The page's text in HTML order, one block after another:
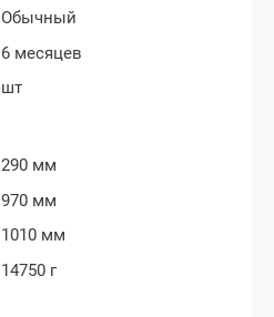
Обычный
6 месяцев
шт
290 мм
970 мм
1010 мм
14750 г